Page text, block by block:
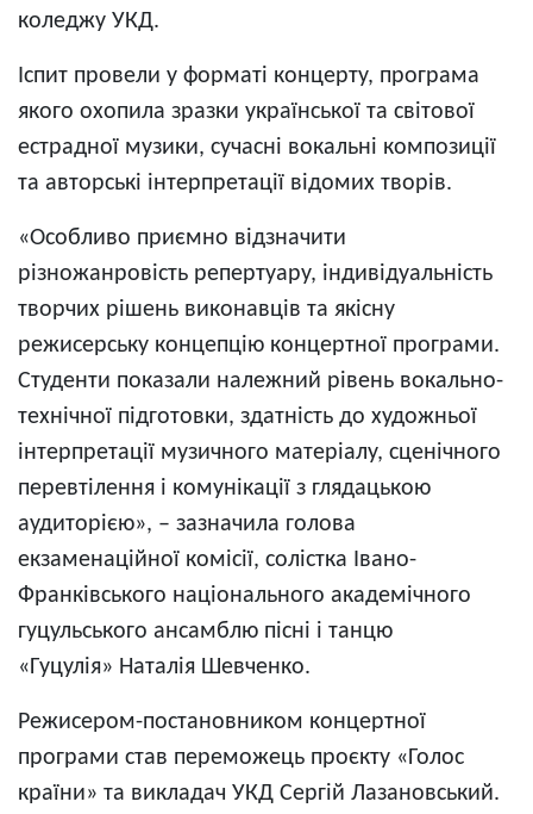
коледжу УКД.
Іспит провели у форматі концерту, програма
якого охопила зразки української та світової
естрадної музики, сучасні вокальні композиції
та авторські інтерпретації відомих творів.
«Особливо приємно відзначити
різножанровість репертуару, індивідуальність
творчих рішень виконавців та якісну
режисерську концепцію концертної програми.
Студенти показали належний рівень вокально-
технічної підготовки, здатність до художньої
інтерпретації музичного матеріалу, сценічного
перевтілення і комунікації з глядацькою
аудиторією», – зазначила голова
екзаменаційної комісії, солістка Івано-
Франківського національного академічного
гуцульського ансамблю пісні і танцю
«Гуцулія» Наталія Шевченко.
Режисером-постановником концертної
програми став переможець проєкту «Голос
країни» та викладач УКД Сергій Лазановський.